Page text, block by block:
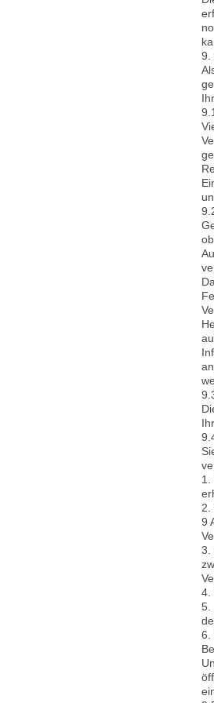
9.
1.
2.
9
3.
4.
5.
6.